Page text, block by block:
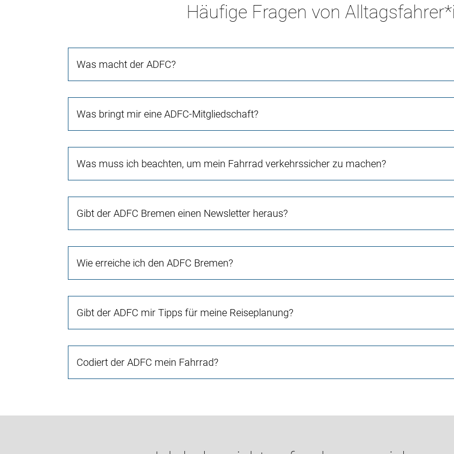
Häufige Fragen von
Was macht der ADFC?
Was bringt mir eine ADFC-Mitgliedschaft?
Was muss ich beachten, um mein Fahrrad verkehrssicher zu machen?
Gibt der ADFC Bremen einen Newsletter heraus?
Wie erreiche ich den ADFC Bremen?
Gibt der ADFC mir Tipps für meine Reiseplanung?
Codiert der ADFC mein Fahrrad?